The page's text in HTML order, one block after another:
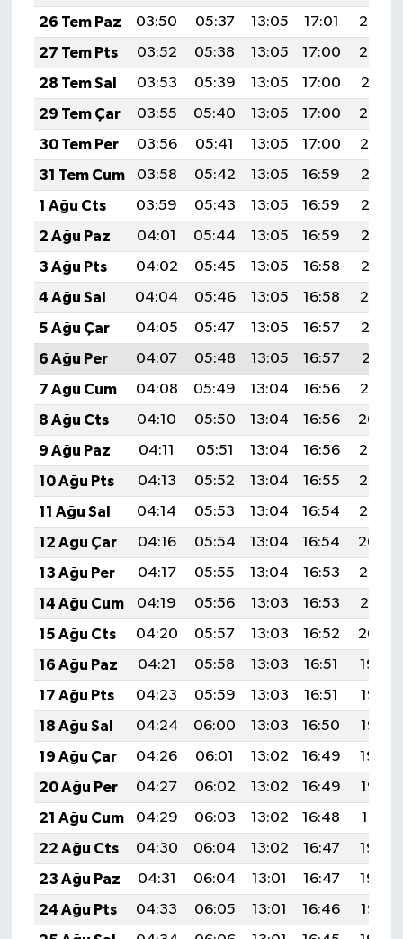
26 Tem Paz
03:50 05:37 13:05 17:01
20:23
27 Tem Pts
03:52 05:38 13:05 17:00
20:22
28 Tem Sal
03:53 05:39 13:05 17:00
20:21
29 Tem Çar
03:55 05:40 13:05 17:00
20:20
30 Tem Per
03:56 05:41 13:05 17:00
20:19
31 Tem Cum
03:58 05:42 13:05 16:59
20:18
1 Ağu Cts
03:59 05:43 13:05 16:59
20:17
2 Ağu Paz
04:01 05:44 13:05 16:59
20:16
3 Ağu Pts
04:02 05:45 13:05 16:58
20:15
4 Ağu Sal
04:04 05:46 13:05 16:58
20:14
5 Ağu Çar
04:05 05:47 13:05 16:57
20:13
6 Ağu Per
04:07 05:48 13:05 16:57
20:11
7 Ağu Cum
04:08 05:49 13:04 16:56
20:10
8 Ağu Cts
04:10 05:50 13:04 16:56
20:09
9 Ağu Paz
04:11 05:51 13:04 16:56
20:08
10 Ağu Pts
04:13 05:52 13:04 16:55
20:07
11 Ağu Sal
04:14 05:53 13:04 16:54
20:05
12 Ağu Çar
04:16 05:54 13:04 16:54
20:04
13 Ağu Per
04:17 05:55 13:04 16:53
20:03
14 Ağu Cum
04:19 05:56 13:03 16:53
20:01
15 Ağu Cts
04:20 05:57 13:03 16:52
20:00
16 Ağu Paz
04:21 05:58 13:03 16:51
19:59
17 Ağu Pts
04:23 05:59 13:03 16:51
19:57
18 Ağu Sal
04:24 06:00 13:03 16:50
19:56
19 Ağu Çar
04:26 06:01 13:02 16:49
19:54
20 Ağu Per
04:27 06:02 13:02 16:49
19:53
21 Ağu Cum
04:29 06:03 13:02 16:48
19:51
22 Ağu Cts
04:30 06:04 13:02 16:47
19:50
23 Ağu Paz
04:31 06:04 13:01 16:47
19:48
24 Ağu Pts
04:33 06:05 13:01 16:46
19:47